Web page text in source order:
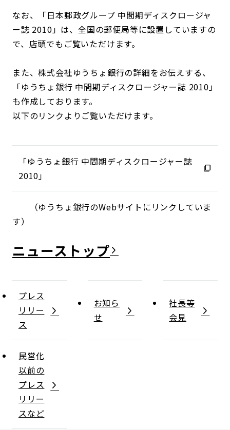
なお、「日本郵政グループ 中間期ディスクロージャ
ー誌 2010」は、全国の郵便局等に設置していますの
で、店頭でもご覧いただけます。
また、株式会社ゆうちょ銀行の詳細をお伝えする、
「ゆうちょ銀行 中間期ディスクロージャー誌 2010」
も作成しております。
以下のリンクよりご覧いただけます。
「ゆうちょ銀行 中間期ディスクロージャー誌
2010」
（ゆうちょ銀行のWebサイトにリンクしていま
す）
ニュース
プレス
リリー
ス
お知ら
せ
社長等
会見
民営化
以前の
プレス
リリー
スなど